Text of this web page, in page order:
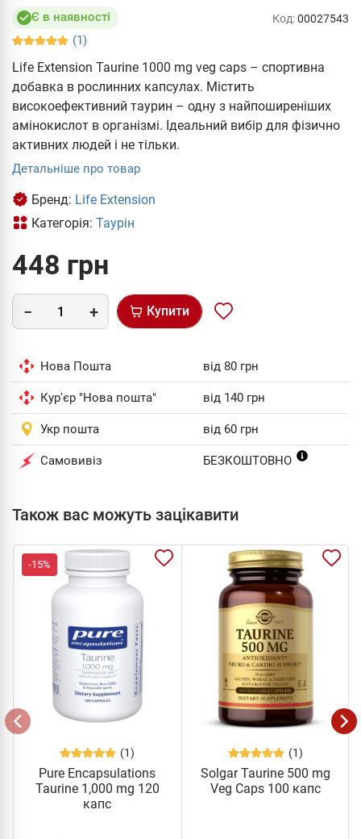
Є в наявності
(1)
Код:00027543
Life Extension Taurine 1000 mg veg caps – спортивна
добавка в рослинних капсулах. Містить
високоефективний таурин – одну з найпоширеніших
амінокислот в організмі. Ідеальний вибір для фізично
активних людей і не тільки.
Детальніше про товар
Бренд: Life Extension
Категорія: Таурін
448 грн
Купити
Нова Пошта від 80 грн
Кур'єр "Нова пошта" від 140 грн
Укр пошта від 60 грн
Самовивіз БЕЗКОШТОВНО
Також вас можуть зацікавити
-15%
(1)
Pure Encapsulations
Taurine 1,000 mg 120
капс
(1)
Solgar Taurine 500 mg
Veg Caps 100 капс